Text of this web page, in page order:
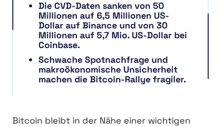
Die CVD-Daten sanken von 50
Millionen auf 6,5 Millionen US-
Dollar auf Binance und von 30
Millionen auf 5,7 Mio. US-Dollar bei
Coinbase.
Schwache Spotnachfrage und
makroökonomische Unsicherheit
machen die Bitcoin-Rallye fragiler.
Bitcoin bleibt in der Nähe einer wichtigen